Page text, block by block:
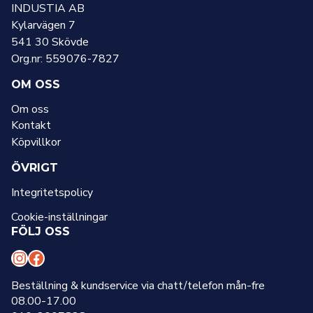
INDUSTIA AB
Kylarvägen 7
541 30 Skövde
Org.nr: 559076-7827
OM OSS
Om oss
Kontakt
Köpvillkor
ÖVRIGT
Integritetspolicy
Cookie-inställningar
FÖLJ OSS
I
n
s
F
a
c
Beställning & kundservice via chatt/telefon mån-fre
08.00-17.00